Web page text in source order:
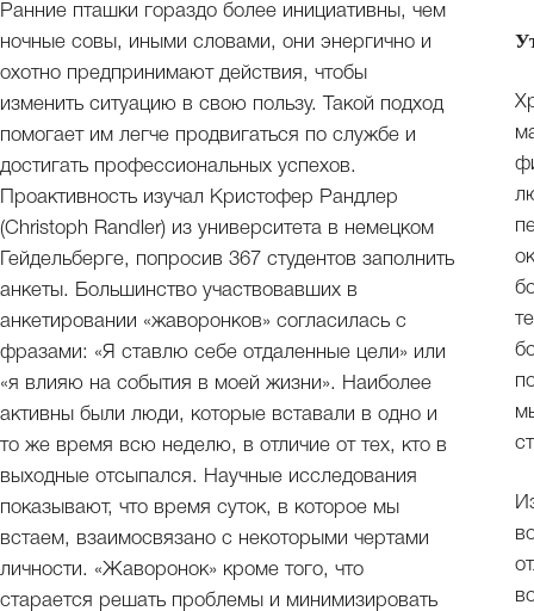
Ранние пташки гораздо более инициативны, чем
ночные совы, иными словами, они энергично и
охотно предпринимают действия, чтобы
изменить ситуацию в свою пользу. Такой подход
помогает им легче продвигаться по службе и
достигать профессиональных успехов.
Проактивность изучал Кристофер Рандлер
(Christoph Randler) из университета в немецком
Гейдельберге, попросив 367 студентов заполнить
анкеты. Большинство участвовавших в
анкетировании «жаворонков» согласилась с
фразами: «Я ставлю себе отдаленные цели» или
«я влияю на события в моей жизни». Наиболее
активны были люди, которые вставали в одно и
то же время всю неделю, в отличие от тех, кто в
выходные отсыпался. Научные исследования
показывают, что время суток, в которое мы
встаем, взаимосвязано с некоторыми чертами
личности. «Жаворонок» кроме того, что
старается решать проблемы и минимизировать